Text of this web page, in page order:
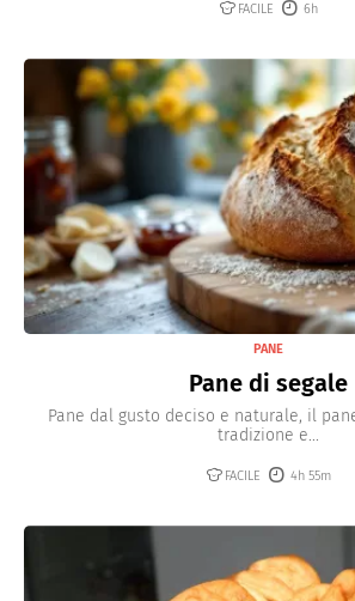
FACILE 6h
PANE
Pane di segale
Pane dal gusto deciso e naturale, il
tradizione e...
FACILE 4h 55m